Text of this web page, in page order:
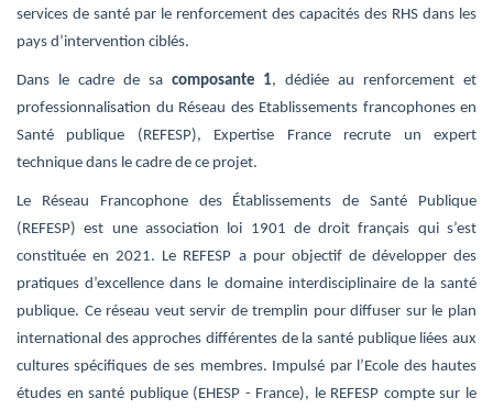
services de santé par le renforcement des capacités des RHS dans les
pays d’intervention ciblés.
Dans le cadre de sa composante 1, dédiée au renforcement et
professionnalisation du Réseau des Etablissements francophones en
Santé publique (REFESP), Expertise France recrute un expert
technique dans le cadre de ce projet.
Le Réseau Francophone des Établissements de Santé Publique
(REFESP) est une association loi 1901 de droit français qui s’est
constituée en 2021. Le REFESP a pour objectif de développer des
pratiques d’excellence dans le domaine interdisciplinaire de la santé
publique. Ce réseau veut servir de tremplin pour diffuser sur le plan
international des approches différentes de la santé publique liées aux
cultures spécifiques de ses membres. Impulsé par l’Ecole des hautes
études en santé publique (EHESP - France), le REFESP compte sur le